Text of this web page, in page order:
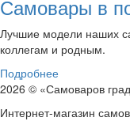
Самовары в
Лучшие модели наших
коллегам и родным.
Подробнее
2026 © «Самоваров
Интернет-магазин